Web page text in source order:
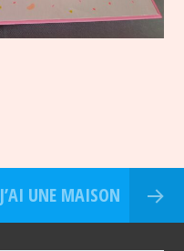
J’AI UNE MAISON